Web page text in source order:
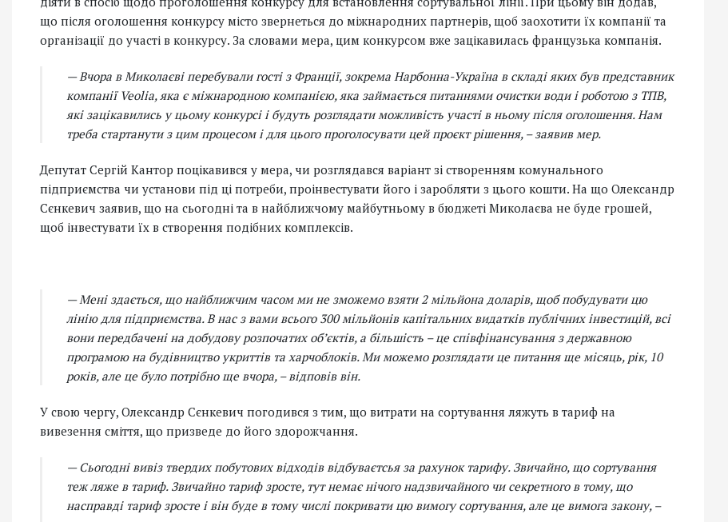
що після оголошення конкурсу місто звернеться до міжнародних партнерів, щоб заохотити їх компанії та
організації до участі в конкурсу. За словами мера, цим конкурсом вже зацікавилась французька компанія.
— Вчора в Миколаєві перебували гості з Франції, зокрема Нарбонна-Україна в складі яких був представник
компанії Veolia, яка є міжнародною компанією, яка займається питаннями очистки води і роботою з ТПВ,
які зацікавились у цьому конкурсі і будуть розглядати можливість участі в ньому після оголошення. Нам
треба стартанути з цим процесом і для цього проголосувати цей проєкт рішення, – заявив мер.
Депутат Сергій Кантор поцікавився у мера, чи розглядався варіант зі створенням комунального
підприємства чи установи під ці потреби, проінвестувати його і заробляти з цього кошти. На що Олександр
Сєнкевич заявив, що на сьогодні та в найближчому майбутньому в бюджеті Миколаєва не буде грошей,
щоб інвестувати їх в створення подібних комплексів.
— Мені здається, що найближчим часом ми не зможемо взяти 2 мільйона доларів, щоб побудувати цю
лінію для підприємства. В нас з вами всього 300 мільйонів капітальних видатків публічних інвестицій, всі
вони передбачені на добудову розпочатих обʼєктів, а більшість – це співфінансування з державною
програмою на будівництво укриттів та харчоблоків. Ми можемо розглядати це питання ще місяць, рік, 10
років, але це було потрібно ще вчора, – відповів він.
У свою чергу, Олександр Сєнкевич погодився з тим, що витрати на сортування ляжуть в тариф на
вивезення сміття, що призведе до його здорожчання.
— Сьогодні вивіз твердих побутових відходів відбуваєтсья за рахунок тарифу. Звичайно, що сортування
теж ляже в тариф. Звичайно тариф зросте, тут немає нічого надзвичайного чи секретного в тому, що
насправді тариф зросте і він буде в тому числі покривати цю вимогу сортування, але це вимога закону, –